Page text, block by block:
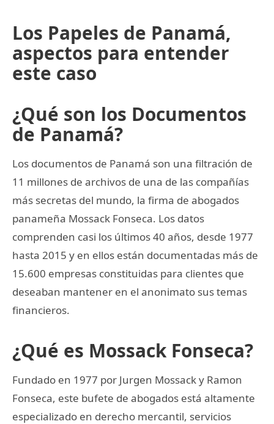
Los Papeles de Panamá,
aspectos para entender
este caso
¿Qué son los Documentos
de Panamá?
Los documentos de Panamá son una filtración de
11 millones de archivos de una de las compañías
más secretas del mundo, la firma de abogados
panameña Mossack Fonseca. Los datos
comprenden casi los últimos 40 años, desde 1977
hasta 2015 y en ellos están documentadas más de
15.600 empresas constituidas para clientes que
deseaban mantener en el anonimato sus temas
financieros.
¿Qué es Mossack Fonseca?
Fundado en 1977 por Jurgen Mossack y Ramon
Fonseca, este bufete de abogados está altamente
especializado en derecho mercantil, servicios